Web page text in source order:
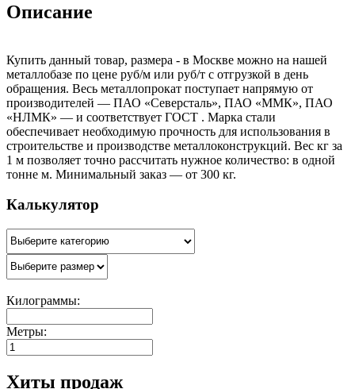
Описание
Купить данный товар, размера - в Москве можно на нашей
металлобазе по цене руб/м или руб/т с отгрузкой в день
обращения. Весь металлопрокат поступает напрямую от
производителей — ПАО «Северсталь», ПАО «ММК», ПАО
«НЛМК» — и соответствует ГОСТ . Марка стали
обеспечивает необходимую прочность для использования в
строительстве и производстве металлоконструкций. Вес кг за
1 м позволяет точно рассчитать нужное количество: в одной
тонне м. Минимальный заказ — от 300 кг.
Калькулятор
Килограммы:
Метры:
Хиты продаж